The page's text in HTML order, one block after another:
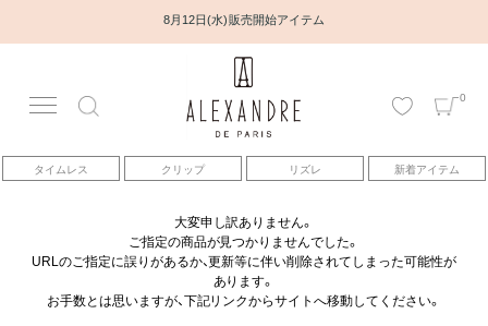
8月12日(水) 販売開始アイテム
0
タイムレス クリップ リズレ 新着アイテム
アカウント
アイテム
ベストセラー
コレクション
大変申し訳ありません。
ご指定の商品が見つかりませんでした。
URLのご指定に誤りがあるか、更新等に伴い削除されてしまった可能性が
あります。
お手数とは思いますが、下記リンクからサイトへ移動してください。